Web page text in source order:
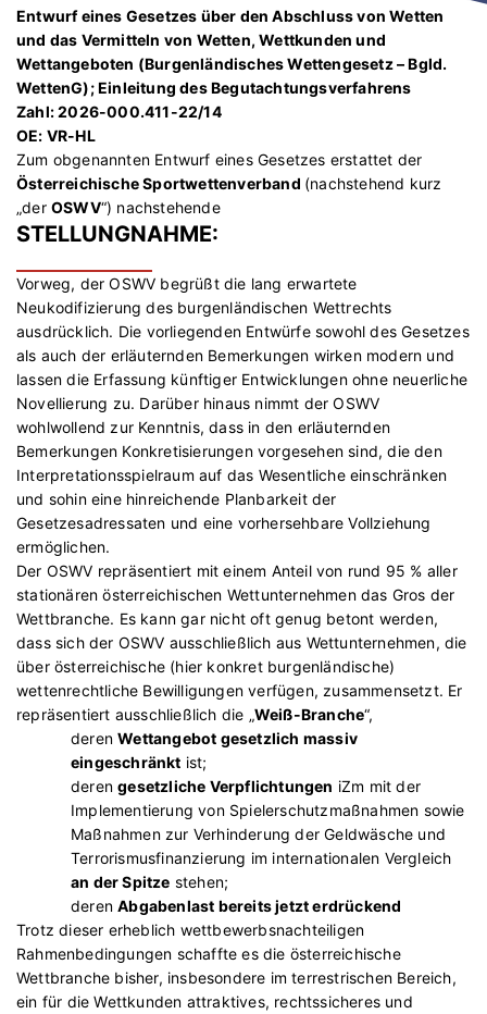
Entwurf eines Gesetzes über den Abschluss von Wetten
und das Vermitteln von Wetten, Wettkunden und
Wettangeboten (Burgenländisches Wettengesetz – Bgld.
WettenG); Einleitung des Begutachtungsverfahrens
Zahl: 2026-000.411-22/14
OE: VR-HL
Zum obgenannten Entwurf eines Gesetzes erstattet der
Österreichische Sportwettenverband (nachstehend kurz
„der OSWV“) nachstehende
STELLUNGNAHME:
Vorweg, der OSWV begrüßt die lang erwartete
Neukodifizierung des burgenländischen Wettrechts
ausdrücklich. Die vorliegenden Entwürfe sowohl des Gesetzes
als auch der erläuternden Bemerkungen wirken modern und
lassen die Erfassung künftiger Entwicklungen ohne neuerliche
Novellierung zu. Darüber hinaus nimmt der OSWV
wohlwollend zur Kenntnis, dass in den erläuternden
Bemerkungen Konkretisierungen vorgesehen sind, die den
Interpretationsspielraum auf das Wesentliche einschränken
und sohin eine hinreichende Planbarkeit der
Gesetzesadressaten und eine vorhersehbare Vollziehung
ermöglichen.
Der OSWV repräsentiert mit einem Anteil von rund 95 % aller
stationären österreichischen Wettunternehmen das Gros der
Wettbranche. Es kann gar nicht oft genug betont werden,
dass sich der OSWV ausschließlich aus Wettunternehmen, die
über österreichische (hier konkret burgenländische)
wettenrechtliche Bewilligungen verfügen, zusammensetzt. Er
repräsentiert ausschließlich die „Weiß-Branche“,
derenWettangebot gesetzlich massiv
eingeschränkt ist;
derengesetzliche Verpflichtungen iZm mit der
Implementierung von Spielerschutzmaßnahmen sowie
Maßnahmen zur Verhinderung der Geldwäsche und
Terrorismusfinanzierung im internationalen Vergleich
an der Spitze stehen;
derenAbgabenlast bereits jetzt erdrückend
Trotz dieser erheblich wettbewerbsnachteiligen
Rahmenbedingungen schaffte es die österreichische
Wettbranche bisher, insbesondere im terrestrischen Bereich,
ein für die Wettkunden attraktives, rechtssicheres und